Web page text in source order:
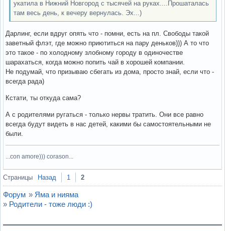
укатила в Нижний Новгород с тысячей на руках....Прошаталась
там весь день, к вечеру вернулась. Эх...)
Дарлинг, если вдруг опять что - помни, есть на пл. Свободы такой
заветный флэт, где можно приютиться на пару деньков))) А то что
это такое - по холодному злобному городу в одиночестве
шарахаться, когда можно попить чай в хорошей компании.
Не подумай, что призываю сбегать из дома, просто знай, если что -
всегда рада)
Кстати, ты откуда сама?
А с родителями ругаться - только нервы тратить. Они все равно
всегда будут видеть в нас детей, какими бы самостоятельными не
были.
...con amore))) corason...
Вне форума
Страницы Назад 1 2
Форум » Яма и нияма
» Родители - тоже люди :)